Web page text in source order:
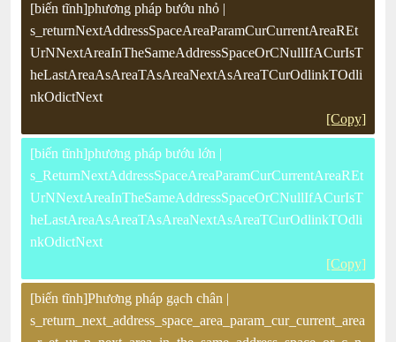
[biến tĩnh]phương pháp bướu nhỏ |
s_returnNextAddressSpaceAreaParamCurCurrentAreaREt
UrNNextAreaInTheSameAddressSpaceOrCNullIfACurIsT
heLastAreaAsAreaTAsAreaNextAsAreaTCurOdlinkTOdli
nkOdictNext
[Copy]
[biến tĩnh]phương pháp bướu lớn |
s_ReturnNextAddressSpaceAreaParamCurCurrentAreaREt
UrNNextAreaInTheSameAddressSpaceOrCNullIfACurIsT
heLastAreaAsAreaTAsAreaNextAsAreaTCurOdlinkTOdli
nkOdictNext
[Copy]
[biến tĩnh]Phương pháp gạch chân |
s_return_next_address_space_area_param_cur_current_area